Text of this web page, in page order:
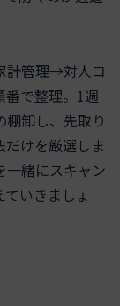
計管理→対人コ
番で整理。1週
卸し、先取り
けを厳選しま
一緒にスキャン
いきましょ